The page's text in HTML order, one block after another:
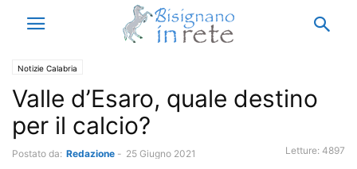
Notizie Calabria
Valle d’Esaro, quale destino
per il calcio?
Postato da: Redazione - 25 Giugno 2021 Letture: 4897